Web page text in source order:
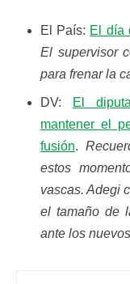
El País: El día
El supervisor
para frenar la
DV:
El
mantener el
fusión.
estos
vascas. Adegi
el tamaño de
ante los